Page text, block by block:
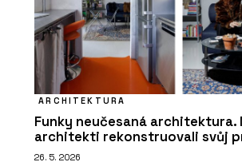
ARCHITEKTURA
Funky neučesaná architektura.
architekti rekonstruovali svůj
26. 5. 2026